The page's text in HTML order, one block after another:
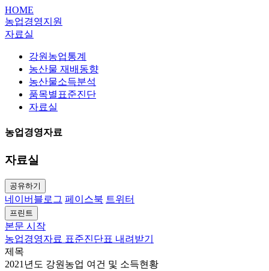
HOME
농업경영지원
자료실
강원농업통계
농산물 재배동향
농산물소득분석
품목별표준진단
자료실
농업경영자료
자료실
공유하기
네이버블로그 페이스북 트위터
프린트
본문 시작
농업경영자료 표준진단표 내려받기
제목
2021년도 강원농업 여건 및 소득현황